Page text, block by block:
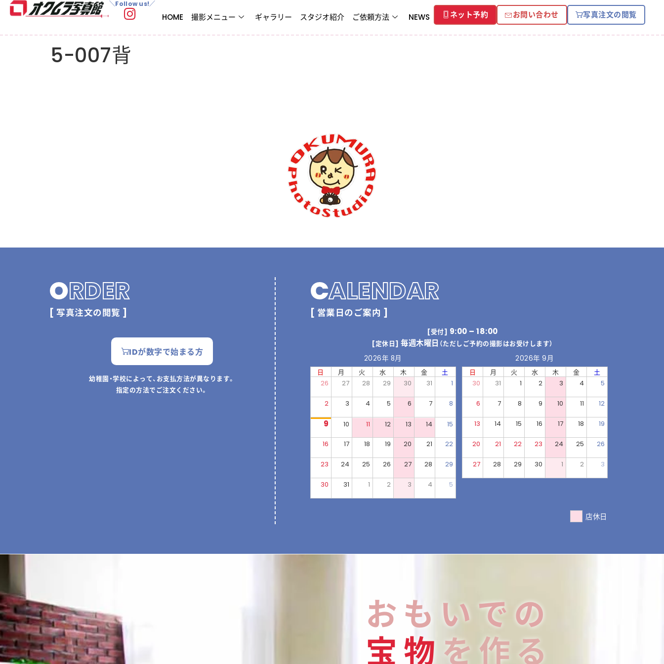
＼Follow us!／
HOME 撮影メニュー ギャラリー スタジオ紹介 ご依頼方法 NEWS ネット予約 お問い合わせ 写真注文の閲覧
5-007背
ORDER
[ 写真注文の閲覧 ]
IDが数字で始まる方
幼稚園・学校によって、お支払方法が異なります。
指定の方法でご注文ください。
CALENDAR
[ 営業日のご案内 ]
[受付] 9:00 – 18:00
[定休日]毎週木曜日 （ただしご予約の撮影はお受けします）
2026年 8月
日 月 火 水 木 金
土
26
27 28 29 30 31 1
2 3 4 5 6 7 8
9 10 11 12 13 14 15
16 17 18 19 20 21 22
23 24 25 26 27 28 29
30 31 1 2 3 4 5
2026年 9月
日 月 火 水 木 金
土
30
31 1 2 3 4 5
6 7 8 9 10 11 12
13 14 15 16 17 18 19
20 21 22 23 24 25 26
27 28 29 30 1 2 3
店休日
おもいでの
宝物 を作る